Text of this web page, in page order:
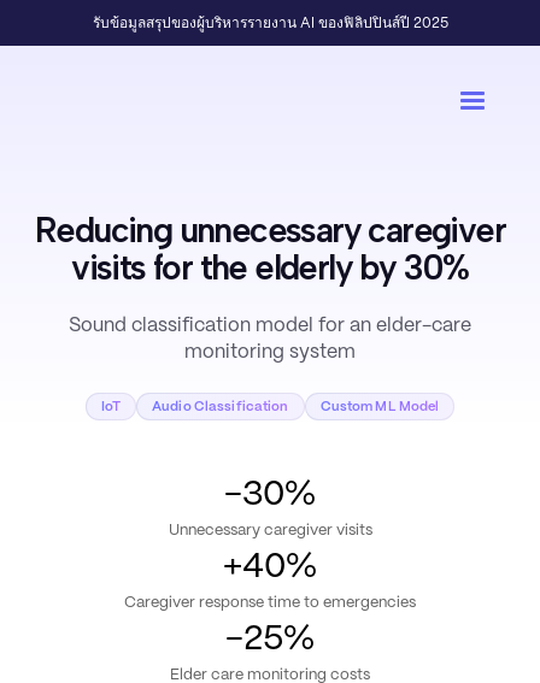
รับข้อมูลสรุปของผู้บริหารรายงาน AI ของฟิลิปปินส์ปี 2025
Reducing unnecessary caregiver
visits for the elderly by 30%
Sound classification model for an elder-care
monitoring system
IoT Audio Classification Custom ML Model
-30%
Unnecessary caregiver visits
+40%
Caregiver response time to emergencies
-25%
Elder care monitoring costs